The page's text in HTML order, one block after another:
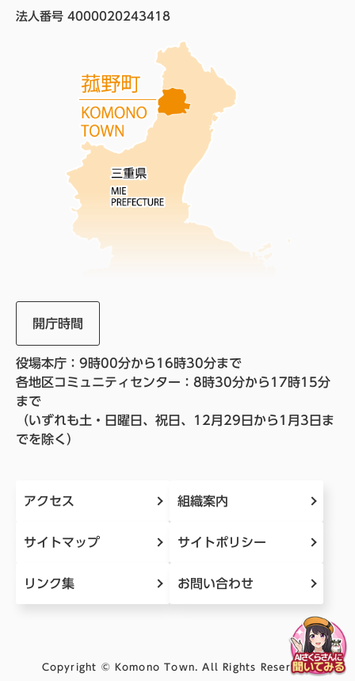
法人番号 4000020243418
開庁時間
役場本庁：9時00分から16時30分まで
各地区コミュニティセンター：8時30分から17時15分
まで
（いずれも土・日曜日、祝日、12月29日から1月3日ま
でを除く）
アクセス 組織案内
サイトマップ サイトポリシー
リンク集 お問い合わせ
Copyright © Komono Town. All Rights Reserved.